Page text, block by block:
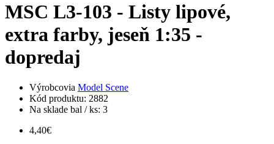
MSC L3-103 - Listy lipové,
extra farby, jeseň 1:35 -
dopredaj
Výrobcovia Model Scene
Kód produktu: 2882
Na sklade bal / ks: 3
4,40€